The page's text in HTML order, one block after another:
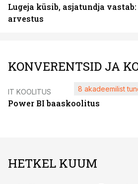
Lugeja küsib, asjatundja
arvestus
KONVERENTSID JA
IT KOOLITUS
Power BI baaskoolitus
8 akadeemilist
HETKEL KUUM